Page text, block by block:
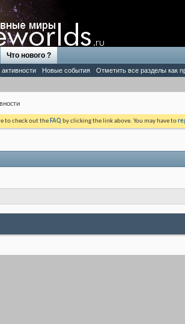
Что нового ?
активности Новые события Отметить все разделы как
to check out the FAQ by clicking the link above. You may have to